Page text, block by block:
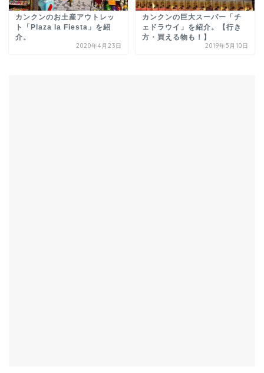
カンクンのお土産アウトレッ
ト「Plaza la Fiesta」を紹
介。
2020年4月23日
カンクンの巨大スーパー「チ
ェドラウイ」を紹介。【行き
方・買える物も！】
2019年5月10日